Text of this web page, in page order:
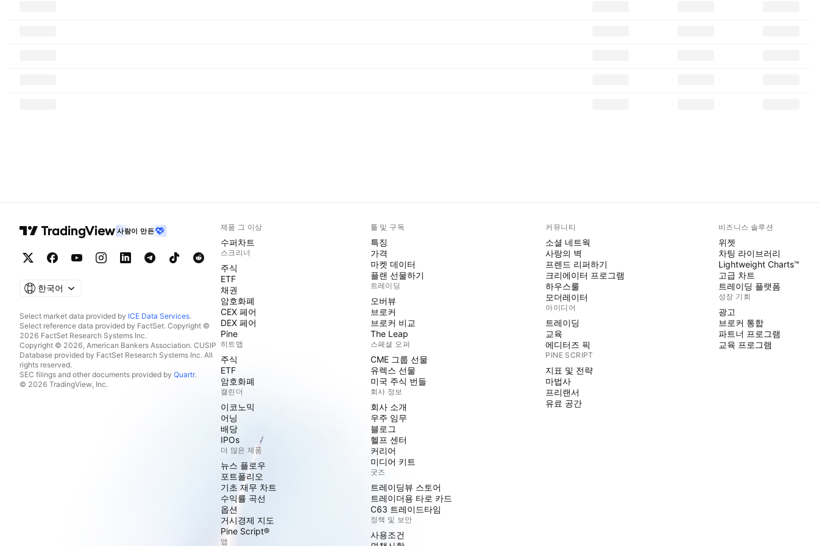
사람이 만든
한국어
Select market data provided by ICE Data Services.
Select reference data provided by FactSet. Copyright ©
2026 FactSet Research Systems Inc.
Copyright © 2026, American Bankers Association. CUSIP
Database provided by FactSet Research Systems Inc. All
rights reserved.
SEC filings and other documents provided by Quartr.
© 2026 TradingView, Inc.
제품 그 이상
수퍼차트
스크리너
주식
ETF
채권
암호화폐
CEX 페어
DEX 페어
Pine
히트맵
주식
ETF
암호화폐
캘린더
이코노믹
어닝
배당
IPOs
더 많은 제품
뉴스 플로우
포트폴리오
기초 재무 차트
수익률 곡선
옵션
거시경제 지도
Pine Script®
앱
툴 및 구독
특징
가격
마켓 데이터
플랜 선물하기
트레이딩
오버뷰
브로커
브로커 비교
The Leap
스페셜 오퍼
CME 그룹 선물
유렉스 선물
미국 주식 번들
회사 정보
회사 소개
우주 임무
블로그
헬프 센터
커리어
미디어 키트
굿즈
트레이딩뷰 스토어
트레이더용 타로 카드
C63 트레이드타임
정책 및 보안
사용조건
커뮤니티
소셜 네트웍
사랑의 벽
프렌드 리퍼하기
크리에이터 프로그램
하우스룰
모더레이터
아이디어
트레이딩
교육
에디터즈 픽
PINE SCRIPT
지표 및 전략
마법사
프리랜서
유료 공간
비즈니스 솔루션
위젯
차팅 라이브러리
Lightweight Charts™
고급 차트
트레이딩 플랫폼
성장 기회
광고
브로커 통합
파트너 프로그램
교육 프로그램